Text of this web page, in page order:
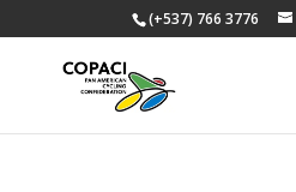
(+537) 766 3776